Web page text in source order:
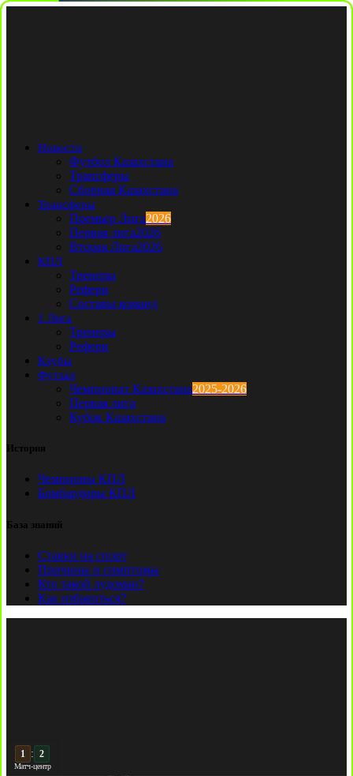
Новости
Футбол Казахстана
Трансферы
Сборная Казахстана
Трансферы
Премьер Лига2026
Первая лига2026
Вторая Лига2026
КПЛ
Тренеры
Рефери
Составы команд
1 Лига
Тренеры
Рефери
Клубы
Футзал
Чемпионат Казахстана2025-2026
Первая лига
Кубок Казахстана
История
Чемпионы КПЛ
Бомбардиры КПЛ
База знаний
Ставки на спорт
Причины и симптомы
Кто такой лудоман?
Как избавиться?
: 2
Матч-центр